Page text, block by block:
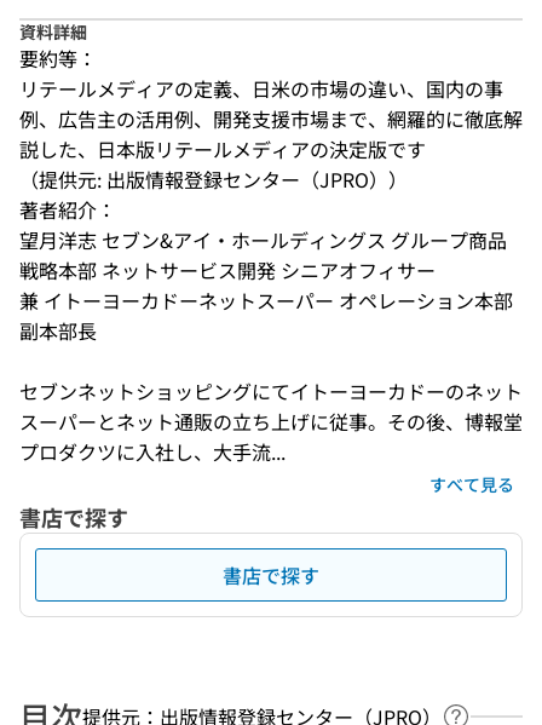
資料詳細
要約等：
リテールメディアの定義、日米の市場の違い、国内の事
例、広告主の活用例、開発支援市場まで、網羅的に徹底解
説した、日本版リテールメディアの決定版です
（提供元: 出版情報登録センター（JPRO））
著者紹介：
望月洋志 セブン&アイ・ホールディングス グループ商品
戦略本部 ネットサービス開発 シニアオフィサー
兼 イトーヨーカドーネットスーパー オペレーション本部
副本部長
セブンネットショッピングにてイトーヨーカドーのネット
スーパーとネット通販の立ち上げに従事。その後、博報堂
プロダクツに入社し、大手流...
すべて見る
書店で探す
書店で探す
目次提供元：出版情報登録センター（JPRO）